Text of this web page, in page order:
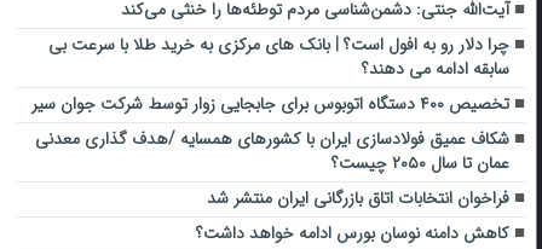
آیت‌الله جنتی: دشمن‌شناسی مردم توطئه‌ها را خنثی می‌کند
چرا دلار رو به افول است؟ | بانک های مرکزی به خرید طلا با سرعت بی
سابقه ادامه می دهند؟
تخصیص ۴۰۰ دستگاه اتوبوس برای جابجایی زوار توسط شرکت جوان سیر
شکاف عمیق فولادسازی ایران با کشورهای همسایه /هدف گذاری معدنی
عمان تا سال ۲۰۵۰ چیست؟
فراخوان انتخابات اتاق بازرگانی ایران منتشر شد
کاهش دامنه نوسان بورس ادامه خواهد داشت؟